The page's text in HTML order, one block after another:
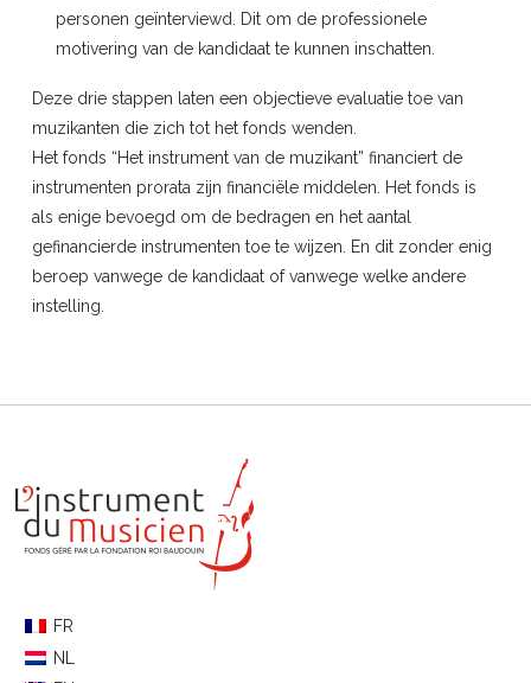
personen geïnterviewd. Dit om de professionele
motivering van de kandidaat te kunnen inschatten.
Deze drie stappen laten een objectieve evaluatie toe van
muzikanten die zich tot het fonds wenden.
Het fonds “Het instrument van de muzikant” financiert de
instrumenten prorata zijn financiële middelen. Het fonds is
als enige bevoegd om de bedragen en het aantal
gefinancierde instrumenten toe te wijzen. En dit zonder enig
beroep vanwege de kandidaat of vanwege welke andere
instelling.
FR
NL